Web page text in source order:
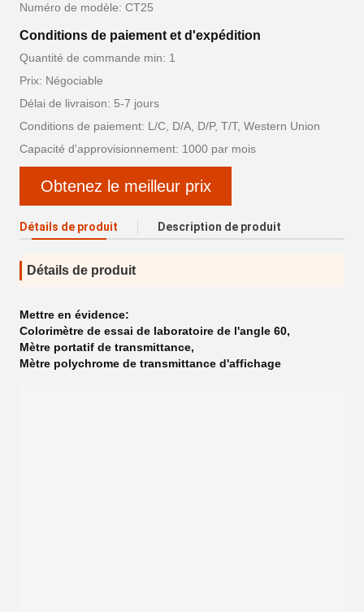
Numéro de modèle: CT25
Conditions de paiement et d'expédition
Quantité de commande min: 1
Prix: Négociable
Délai de livraison: 5-7 jours
Conditions de paiement: L/C, D/A, D/P, T/T, Western Union
Capacité d'approvisionnement: 1000 par mois
Obtenez le meilleur prix
Détails de produit Description de produit
Détails de produit
Mettre en évidence:
Colorimètre de essai de laboratoire de l'angle 60,
Mètre portatif de transmittance,
Mètre polychrome de transmittance d'affichage